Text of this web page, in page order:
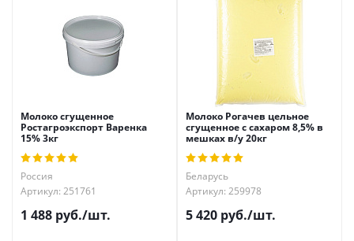
Молоко сгущенное
Ростагроэкспорт Варенка
15% 3кг
Россия
Артикул: 251761
1 488 руб./шт.
Молоко Рогачев цельное
сгущенное с сахаром 8,5% в
мешках в/у 20кг
Беларусь
Артикул: 259978
5 420 руб./шт.